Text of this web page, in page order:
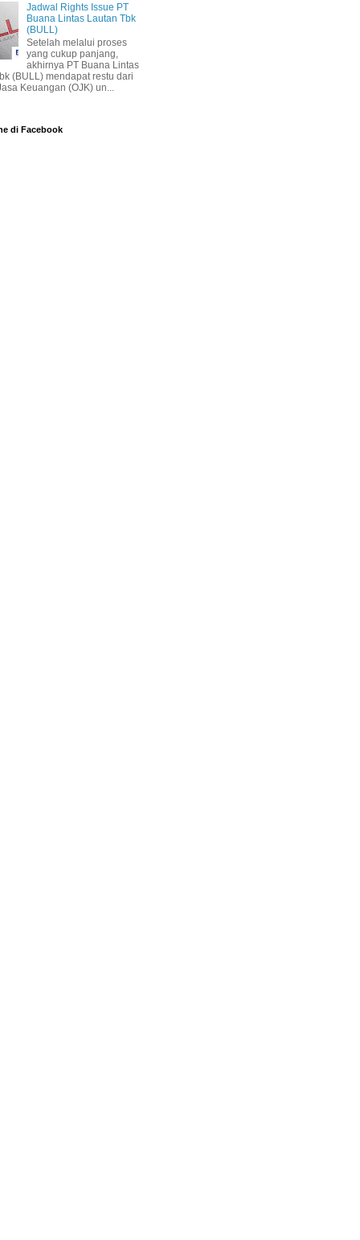
Jadwal Rights Issue PT
Buana Lintas Lautan Tbk
(BULL)
Setelah melalui proses
yang cukup panjang,
akhirnya PT Buana Lintas
(BULL) mendapat restu dari
Keuangan (OJK) un...
di Facebook